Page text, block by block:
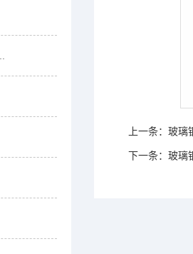
上一条： 玻璃
下一条： 玻璃